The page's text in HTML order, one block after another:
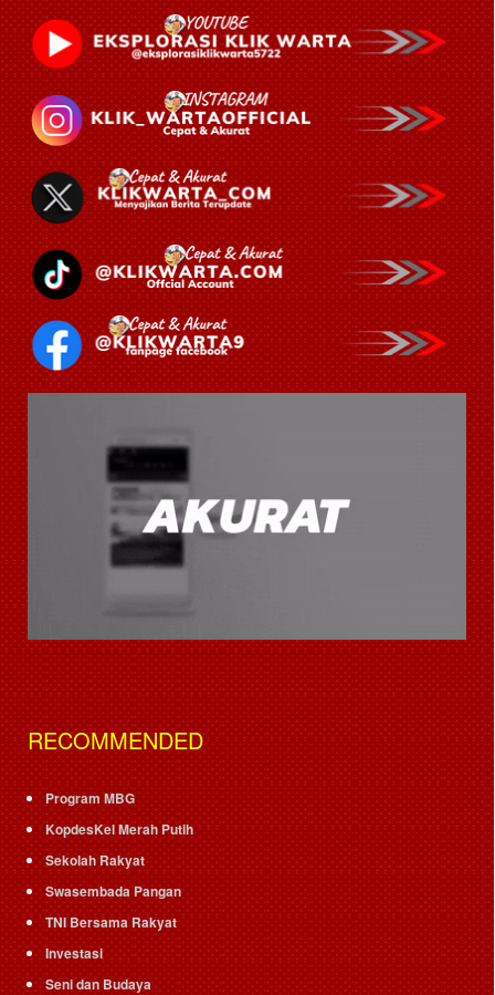
RECOMMENDED
Program MBG
KopdesKel Merah Putih
Sekolah Rakyat
Swasembada Pangan
TNI Bersama Rakyat
Investasi
Seni dan Budaya